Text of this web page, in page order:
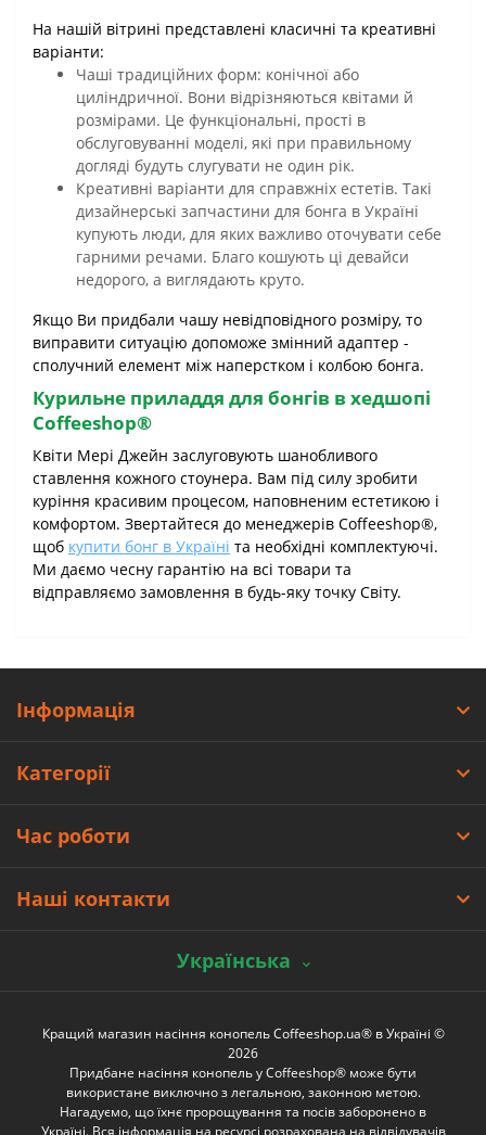
На нашій вітрині представлені класичні та креативні
варіанти:
Чаші традиційних форм: конічної або
циліндричної. Вони відрізняються квітами й
розмірами. Це функціональні, прості в
обслуговуванні моделі, які при правильному
догляді будуть слугувати не один рік.
Креативні варіанти для справжніх естетів. Такі
дизайнерські запчастини для бонга в Україні
купують люди, для яких важливо оточувати себе
гарними речами. Благо кошують ці девайси
недорого, а виглядають круто.
Якщо Ви придбали чашу невідповідного розміру, то
виправити ситуацію допоможе змінний адаптер -
сполучний елемент між наперстком і колбою бонга.
Курильне приладдя для бонгів в хедшопі
Coffeeshop®
Квіти Мері Джейн заслуговують шанобливого
ставлення кожного стоунера. Вам під силу зробити
куріння красивим процесом, наповненим естетикою і
комфортом. Звертайтеся до менеджерів Coffeeshop®,
щоб купити бонг в Україні та необхідні комплектуючі.
Ми даємо чесну гарантію на всі товари та
відправляємо замовлення в будь-яку точку Світу.
Інформація
Категорії
Час роботи
Наші контакти
Українська
Кращий магазин насіння конопель Coffeeshop.ua® в Україні ©
2026
Придбане насіння конопель у Coffeeshop® може бути
використане виключно з легальною, законною метою.
Нагадуємо, що їхнє пророщування та посів заборонено в
Україні. Вся інформація на ресурсі розрахована на відвідувачів